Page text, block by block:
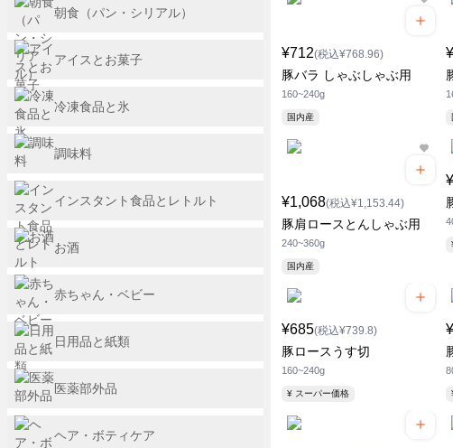
¥712(税込¥768.96)
豚バラ しゃぶしゃぶ用
160~240g
国内産
¥1,068(税込¥1,153.44)
豚肩ロースとんしゃぶ用
240~360g
国内産
¥685(税込¥739.8)
豚ロースうす切
160~240g
¥ スーパー価格
朝食（パン・シリアル）
アイスとお菓子
冷凍食品と氷
調味料
インスタント食品とレトルト
お酒
赤ちゃん・ベビー
日用品と紙類
医薬部外品
ヘア・ボティケア